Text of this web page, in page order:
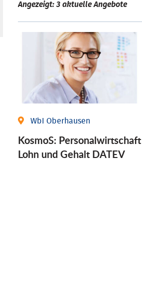
Angezeigt: 3 aktuelle Angebote
WbI Oberhausen
KosmoS: Personalwirtschaft
Lohn und Gehalt DATEV